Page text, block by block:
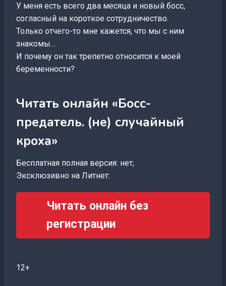
У меня есть всего два месяца и новый босс,
согласный на короткое сотрудничество.
Только отчего-то мне кажется, что мы с ним
знакомы…
И почему он так трепетно относится к моей
беременности?
Читать онлайн «Босс-
предатель. (не) случайный
кроха»
Бесплатная полная версия: нет;
Эксклюзивно на Литнет:
Читать онлайн без
регистрации
12+